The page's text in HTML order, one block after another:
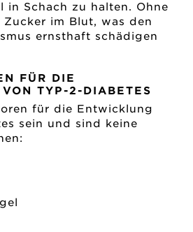
in Schach zu halten. Ohne
im Blut, was den
ernsthaft schädigen
FÜR DIE
TYP-2-DIABETES
für die Entwicklung
sein und sind keine